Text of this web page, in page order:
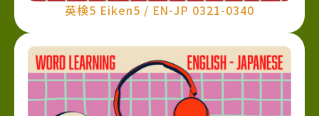
英検5 Eiken5 / EN-JP 0321-0340